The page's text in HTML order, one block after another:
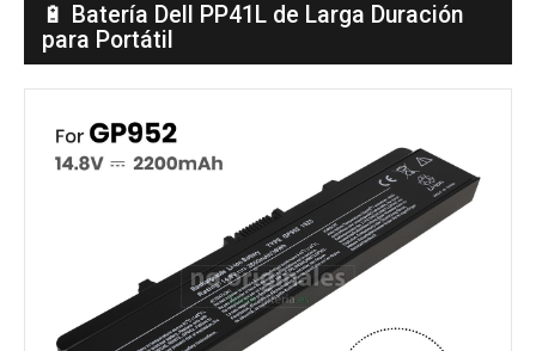
🔋 Batería Dell PP41L de Larga Duración
para Portátil